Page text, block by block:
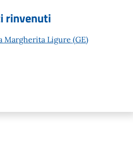
rinvenuti
Margherita Ligure (GE)